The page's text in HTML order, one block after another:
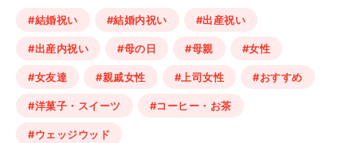
#結婚祝い #結婚内祝い #出産祝い
#出産内祝い #母の日 #母親 #女性
#女友達 #親戚女性 #上司女性 #おすすめ
#洋菓子・スイーツ #コーヒー・お茶
#ウェッジウッド